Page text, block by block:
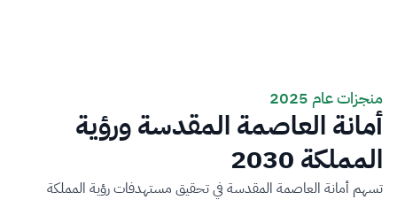
منجزات عام 2025
أمانة العاصمة المقدسة ورؤية
المملكة 2030
تسهم أمانة العاصمة المقدسة في تحقيق مستهدفات رؤية المملكة